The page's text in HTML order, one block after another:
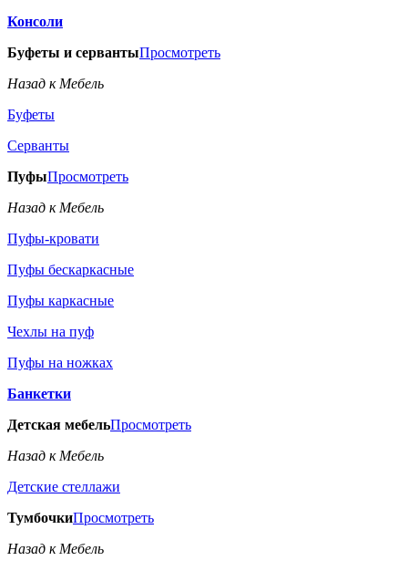
Консоли
Буфеты и сервантыПросмотреть
Назад к Мебель
Буфеты
Серванты
ПуфыПросмотреть
Назад к Мебель
Пуфы-кровати
Пуфы бескаркасные
Пуфы каркасные
Чехлы на пуф
Пуфы на ножках
Банкетки
Детская мебельПросмотреть
Назад к Мебель
Детские стеллажи
ТумбочкиПросмотреть
Назад к Мебель